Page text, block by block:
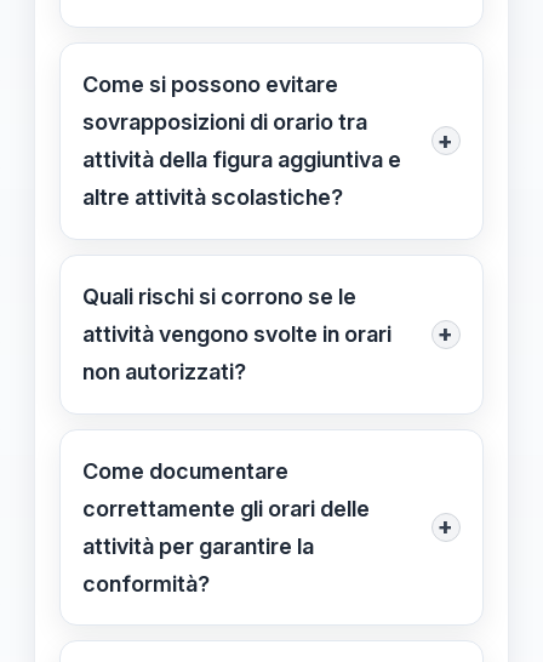
La normativa vigente, le linee guida
ministeriali e i requisiti del CCNL
stabiliscono le fasce orarie da
rispettare per garantire la conformità
e la corretta rendicontazione.
Come si possono evitare
sovrapposizioni di orario tra
attività della figura aggiuntiva e
altre attività scolastiche?
+
Programmare gli interventi in fasce
orarie diverse rispetto agli orari
scolastici principali e comunicare
preventivamente con tutti i soggetti
orario.
Quali rischi si corrono se le
attività vengono svolte in orari
non autorizzati?
+
Svolgere attività fuori dagli orari
previsti può portare a contestazioni
nella rendicontazione, mancato
riconoscimento delle spese e
possibile bocciatura della spesa.
Come documentare
correttamente gli orari delle
attività per garantire la
conformità?
+
Registrare data, orario, durata e